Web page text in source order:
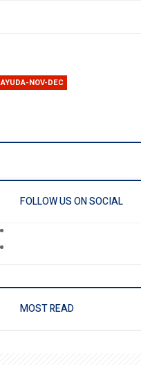
AYUDA-NOV-DEC
FOLLOW US ON SOCIAL
MOST READ